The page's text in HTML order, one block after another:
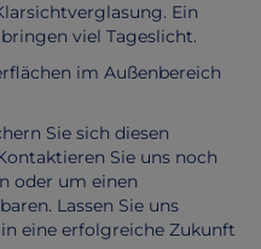
Ein
viel Tageslicht.
im Außenbereich
Sie sich diesen
Sie uns noch
oder um einen
Lassen Sie uns
eine erfolgreiche Zukunft